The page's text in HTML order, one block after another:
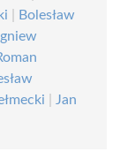
Bolesław
Jan